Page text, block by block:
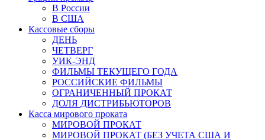
В России
В США
Кассовые сборы
ДЕНЬ
ЧЕТВЕРГ
УИК-ЭНД
ФИЛЬМЫ ТЕКУЩЕГО ГОДА
РОССИЙСКИЕ ФИЛЬМЫ
ОГРАНИЧЕННЫЙ ПРОКАТ
ДОЛЯ ДИСТРИБЬЮТОРОВ
Касса мирового проката
МИРОВОЙ ПРОКАТ
МИРОВОЙ ПРОКАТ (БЕЗ УЧЕТА США И